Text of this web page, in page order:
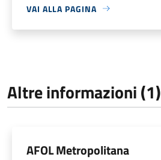
VAI ALLA PAGINA
Altre informazioni (1)
AFOL Metropolitana